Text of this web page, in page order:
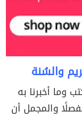
والسُنة
وما أخبرنا به
والمجمل أن